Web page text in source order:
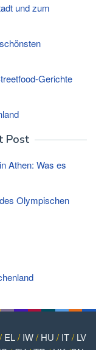
und zum
Gerichte
Post
Athen: Was es
Olympischen
/ EL/ IW/ HU / IT/ LV